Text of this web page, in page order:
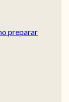
preparar